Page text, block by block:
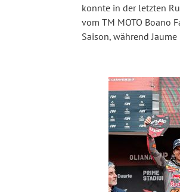
konnte in der letzten
vom TM MOTO Boano
Saison, während